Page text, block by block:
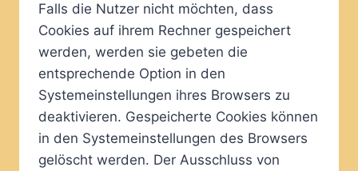
Falls die Nutzer nicht möchten, dass
Cookies auf ihrem Rechner gespeichert
werden, werden sie gebeten die
entsprechende Option in den
Systemeinstellungen ihres Browsers zu
deaktivieren. Gespeicherte Cookies können
in den Systemeinstellungen des Browsers
gelöscht werden. Der Ausschluss von